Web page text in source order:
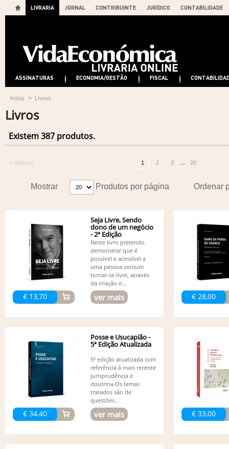
LIVRARIA JORNAL CONTRIBUINTE JURÍDICO CONTABILIDADE
ASSINATURAS ECONOMIA/GESTÃO FISCAL
Início > Livros
Livros
Existem 387 produtos.
« Anterior 1 2 3 ... 20
Ordenar
Mostrar Produtos por página
€ 13,70
Seja Livre, Sendo
dono de um negócio
- 2ª Edição
Neste livro pretendo
demonstrar que é
possível e acessível a
uma pessoa comum
tornar-se livre, através
da criação e...
ver mais € 28,00
€ 34,40
Posse e Usucapião -
5ª Edição Atualizada
5ª edição atualizada com
referência à mais recente
jurisprudência e
doutrina.Os temas
tratados são de
questões...
ver mais € 33,00